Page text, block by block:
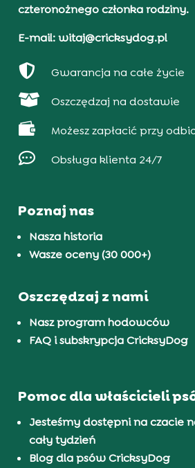
czteronożnego członka rodziny.
E-mail: witaj@cricksydog.pl
 Gwarancja na całe życie
 Oszczędzaj na dostawie
 Możesz zapłacić przy
 Obsługa klienta 24/7
Poznaj nas
Nasza historia
Wasze oceny (30 000+)
Oszczędzaj z nami
Nasz program hodowców
FAQ i subskrypcja CricksyDog
Pomoc dla właścicieli
Jesteśmy dostępni na czacie
cały tydzień
Blog dla psów CricksyDog